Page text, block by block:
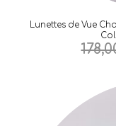
Lunettes de Vue